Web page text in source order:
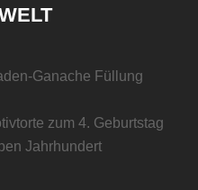
Ganache Füllung
zum 4. Geburtstag
Jahrhundert